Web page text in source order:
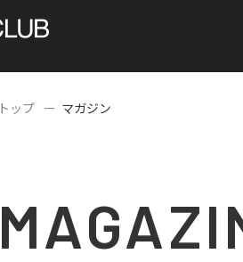
トップ マガジン